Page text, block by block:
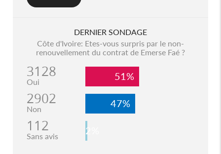
DERNIER SONDAGE
Côte d'Ivoire: Etes-vous surpris par le non-
renouvellement du contrat de Emerse Faé ?
3128
Oui 51%
2902
Non 47%
112
Sans avis 2%